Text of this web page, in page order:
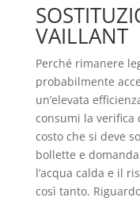
VAILLANT
Perché rimanere
probabilmente
un’elevata
consumi la verifica
costo che si deve
bollette e
l’acqua calda e il
così tanto.